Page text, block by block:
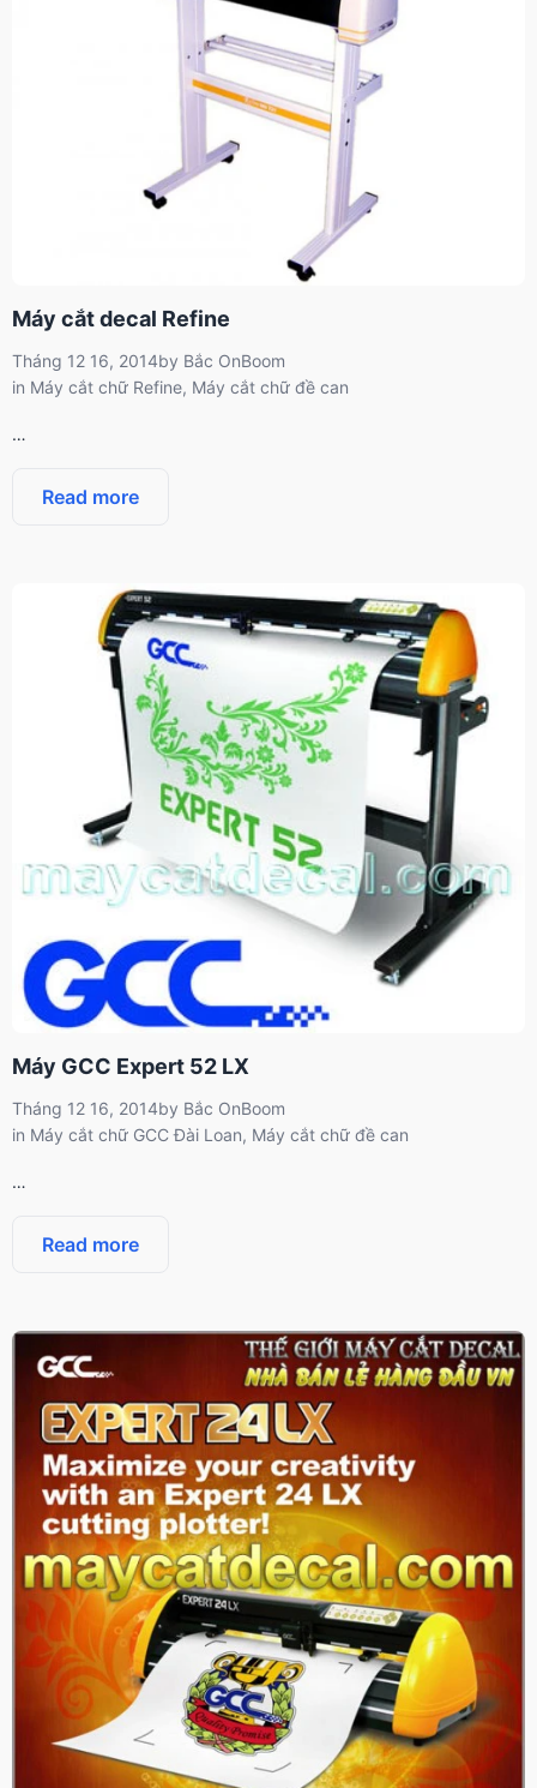
Máy cắt decal Refine
Tháng 12 16, 2014by Bắc OnBoom
in Máy cắt chữ Refine, Máy cắt chữ đề can
…
Read more
Máy GCC Expert 52 LX
Tháng 12 16, 2014by Bắc OnBoom
in Máy cắt chữ GCC Đài Loan, Máy cắt chữ đề can
…
Read more